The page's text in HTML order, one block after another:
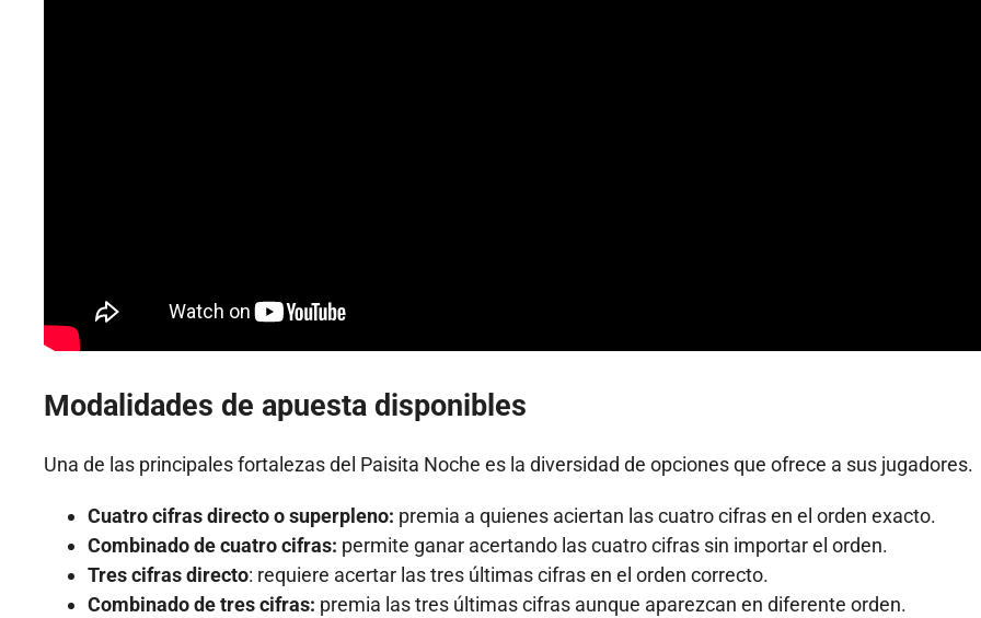
Modalidades de apuesta disponibles
Una de las principales fortalezas del Paisita Noche es la diversidad de opciones que ofrece a sus jugadores.
Cuatro cifras directo o superpleno: premia a quienes aciertan las cuatro cifras en el orden exacto.
Combinado de cuatro cifras: permite ganar acertando las cuatro cifras sin importar el orden.
Tres cifras directo: requiere acertar las tres últimas cifras en el orden correcto.
Combinado de tres cifras: premia las tres últimas cifras aunque aparezcan en diferente orden.